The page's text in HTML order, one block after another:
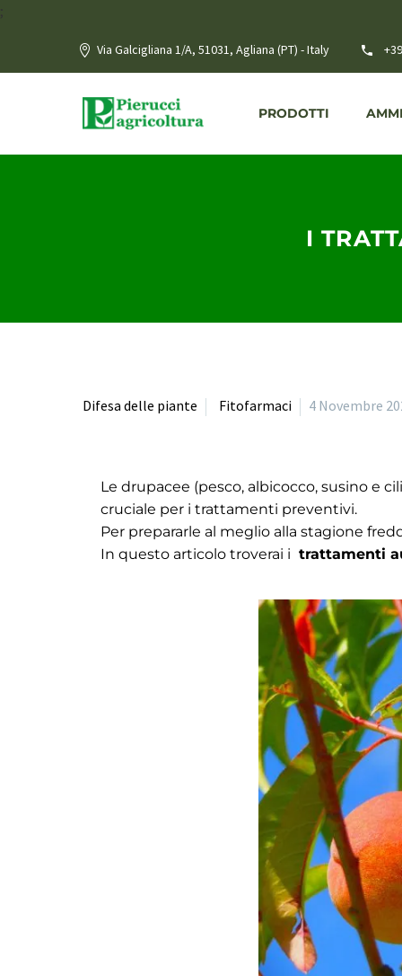
;
Via Galcigliana 1/A, 51031, Agliana (PT) - Italy
PRODOTTI
I
Difesa delle piante Fitofarmaci 4 Novembre
Le drupacee (pesco, albicocco, susino e
cruciale per i trattamenti preventivi.
Per prepararle al meglio alla stagione
In questo articolo troverai i trattamenti